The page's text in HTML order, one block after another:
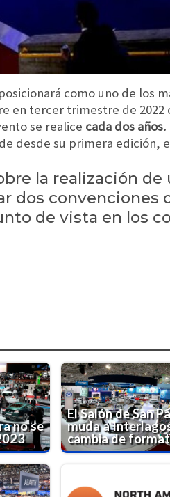
como uno de los
tercer trimestre de 2022
se realice cada dos años.
desde su primera edición,
la realización de
dos convenciones
de vista en los
no se
El Salón de San
muda a
cambia de